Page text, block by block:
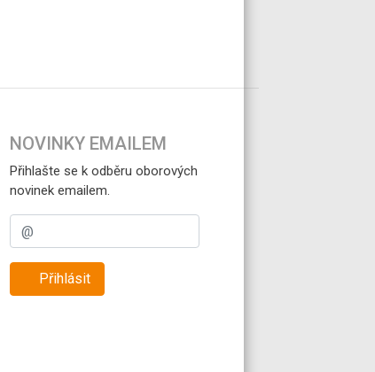
NOVINKY EMAILEM
Přihlašte se k odběru oborových
novinek emailem.
Přihlásit